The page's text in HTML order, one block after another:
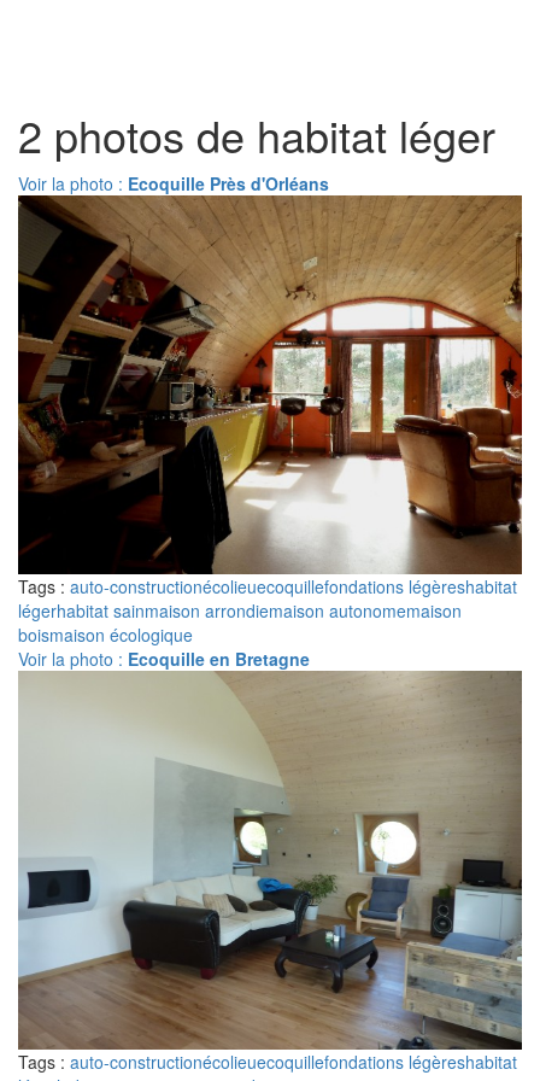
2 photos de habitat léger
Voir la photo : Ecoquille Près d'Orléans
Tags : auto-constructionécolieuecoquillefondations légèreshabitat
légerhabitat sainmaison arrondiemaison autonomemaison
boismaison écologique
Voir la photo : Ecoquille en Bretagne
Tags : auto-constructionécolieuecoquillefondations légèreshabitat